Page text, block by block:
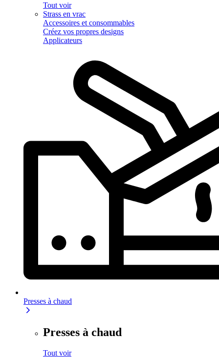
Tout voir
Strass en vrac
Accessoires et consommables
Créez vos propres designs
Applicateurs
Presses à chaud
Presses à chaud
Tout voir